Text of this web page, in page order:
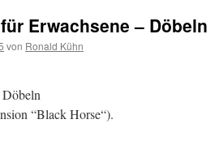
Erwachsene – Döbeln
von Ronald Kühn
Döbeln
“Black Horse“).